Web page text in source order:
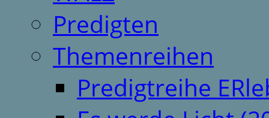
Predigten
Themenreihen
Predigtreihe